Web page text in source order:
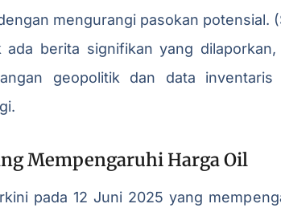
mengurangi pasokan potensial.
berita signifikan yang
geopolitik dan data
Mempengaruhi Harga Oil
pada 12 Juni 2025 yang